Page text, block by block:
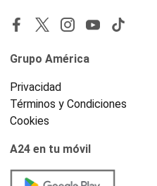
Grupo América
Privacidad
Términos y Condiciones
Cookies
A24 en tu móvil